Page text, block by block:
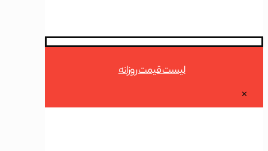
لیست قیمت روزانه